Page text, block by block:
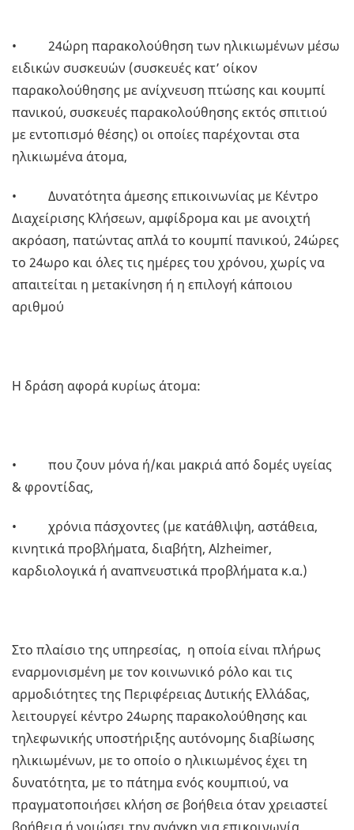
• 24ώρη παρακολούθηση των ηλικιωμένων μέσω
ειδικών συσκευών (συσκευές κατ’ οίκον
παρακολούθησης με ανίχνευση πτώσης και κουμπί
πανικού, συσκευές παρακολούθησης εκτός σπιτιού
με εντοπισμό θέσης) οι οποίες παρέχονται στα
ηλικιωμένα άτομα,
• Δυνατότητα άμεσης επικοινωνίας με Κέντρο
Διαχείρισης Κλήσεων, αμφίδρομα και με ανοιχτή
ακρόαση, πατώντας απλά το κουμπί πανικού, 24ώρες
το 24ωρο και όλες τις ημέρες του χρόνου, χωρίς να
απαιτείται η μετακίνηση ή η επιλογή κάποιου
αριθμού
Η δράση αφορά κυρίως άτομα:
• που ζουν μόνα ή/και μακριά από δομές υγείας
& φροντίδας,
• χρόνια πάσχοντες (με κατάθλιψη, αστάθεια,
κινητικά προβλήματα, διαβήτη, Alzheimer,
καρδιολογικά ή αναπνευστικά προβλήματα κ.α.)
Στο πλαίσιο της υπηρεσίας, η οποία είναι πλήρως
εναρμονισμένη με τον κοινωνικό ρόλο και τις
αρμοδιότητες της Περιφέρειας Δυτικής Ελλάδας,
λειτουργεί κέντρο 24ωρης παρακολούθησης και
τηλεφωνικής υποστήριξης αυτόνομης διαβίωσης
ηλικιωμένων, με το οποίο ο ηλικιωμένος έχει τη
δυνατότητα, με το πάτημα ενός κουμπιού, να
πραγματοποιήσει κλήση σε βοήθεια όταν χρειαστεί